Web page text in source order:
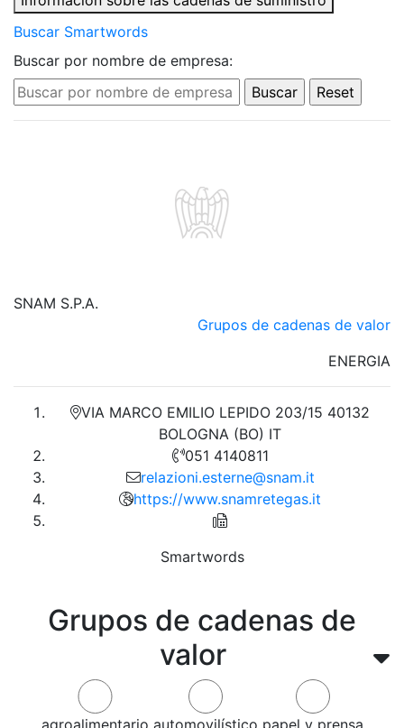
Buscar Smartwords
Buscar por nombre de empresa:
Grupos de cadenas de
valor
agroalimentario automovilístico papel y prensa
SNAM S.P.A.
Grupos de cadenas de valor
ENERGIA
VIA MARCO EMILIO LEPIDO 203/15 40132
BOLOGNA (BO) IT
051 4140811
relazioni.esterne@snam.it
https://www.snamretegas.it
Smartwords